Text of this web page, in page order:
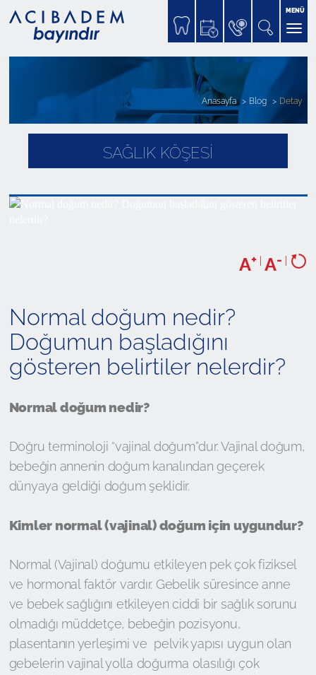
MENÜ
SAĞLIK KÖŞESİ
Anasayfa Blog Detay
A+ | A- |
Normal doğum nedir?
Doğumun başladığını
gösteren belirtiler nelerdir?
Normal doğum nedir?
Doğru terminoloji “vajinal doğum”dur. Vajinal doğum,
bebeğin annenin doğum kanalından geçerek
dünyaya geldiği doğum şeklidir.
Kimler normal (vajinal) doğum için uygundur?
Normal (Vajinal) doğumu etkileyen pek çok fiziksel
ve hormonal faktör vardır. Gebelik süresince anne
ve bebek sağlığını etkileyen ciddi bir sağlık sorunu
olmadığı müddetçe, bebeğin pozisyonu,
plasentanın yerleşimi ve pelvik yapısı uygun olan
gebelerin vajinal yolla doğurma olasılığı çok